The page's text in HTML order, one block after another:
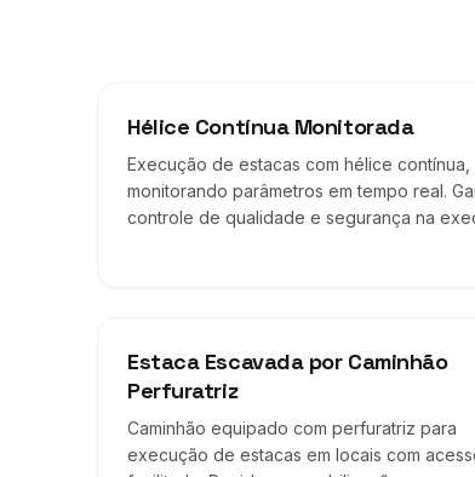
Hélice Contínua Monitorada
Execução de estacas com hélice contínua,
monitorando parâmetros em tempo real.
controle de qualidade e segurança na
Estaca Escavada por Caminhão
Perfuratriz
Caminhão equipado com perfuratriz para
execução de estacas em locais com